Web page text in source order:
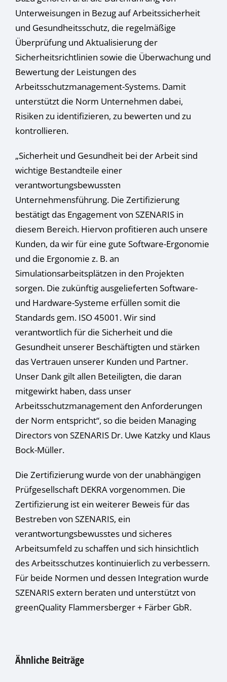
Unterweisungen in Bezug auf Arbeitssicherheit
und Gesundheitsschutz, die regelmäßige
Überprüfung und Aktualisierung der
Sicherheitsrichtlinien sowie die Überwachung und
Bewertung der Leistungen des
Arbeitsschutzmanagement-Systems. Damit
unterstützt die Norm Unternehmen dabei,
Risiken zu identifizieren, zu bewerten und zu
kontrollieren.
„Sicherheit und Gesundheit bei der Arbeit sind
wichtige Bestandteile einer
verantwortungsbewussten
Unternehmensführung. Die Zertifizierung
bestätigt das Engagement von SZENARIS in
diesem Bereich. Hiervon profitieren auch unsere
Kunden, da wir für eine gute Software-Ergonomie
und die Ergonomie z. B. an
Simulationsarbeitsplätzen in den Projekten
sorgen. Die zukünftig ausgelieferten Software-
und Hardware-Systeme erfüllen somit die
Standards gem. ISO 45001. Wir sind
verantwortlich für die Sicherheit und die
Gesundheit unserer Beschäftigten und stärken
das Vertrauen unserer Kunden und Partner.
Unser Dank gilt allen Beteiligten, die daran
mitgewirkt haben, dass unser
Arbeitsschutzmanagement den Anforderungen
der Norm entspricht“, so die beiden Managing
Directors von SZENARIS Dr. Uwe Katzky und Klaus
Bock-Müller.
Die Zertifizierung wurde von der unabhängigen
Prüfgesellschaft DEKRA vorgenommen. Die
Zertifizierung ist ein weiterer Beweis für das
Bestreben von SZENARIS, ein
verantwortungsbewusstes und sicheres
Arbeitsumfeld zu schaffen und sich hinsichtlich
des Arbeitsschutzes kontinuierlich zu verbessern.
Für beide Normen und dessen Integration wurde
SZENARIS extern beraten und unterstützt von
greenQuality Flammersberger + Färber GbR.
Ähnliche Beiträge
Datenschutzerklärung.
Hier finden Sie eine Übersicht über alle verwendeten Cookies.
Sie können Ihre Einwilligung zu ganzen Kategorien geben
oder sich weitere Informationen anzeigen lassen und so nur
bestimmte Cookies auswählen.
Alle akzeptieren Speichern
Nur essenzielle Cookies akzeptieren
Essenziell (1)
die einwandfreie Funktion der Website erforderlich.
Cookie-Informationen anzeigen
Statistik Cookies erfassen Informationen anonym. Diese Informationen
helfen uns zu verstehen, wie unsere Besucher unsere Website nutzen.
Cookie-Informationen anzeigen
Datenschutzerklärung Impressum